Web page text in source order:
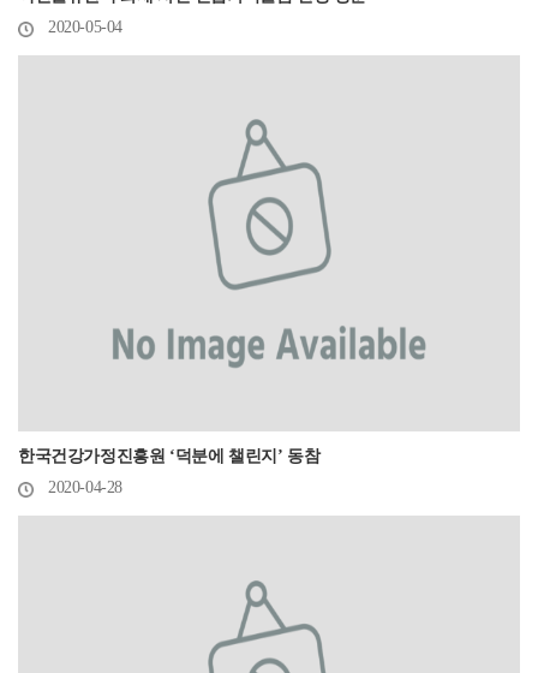
2020-05-04
한국건강가정진흥원 ‘덕분에 챌린지’ 동참
2020-04-28